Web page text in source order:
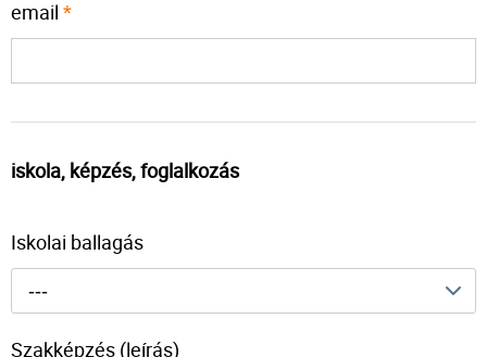
email *
iskola, képzés, foglalkozás
Iskolai ballagás
---
Szakképzés (leírás)